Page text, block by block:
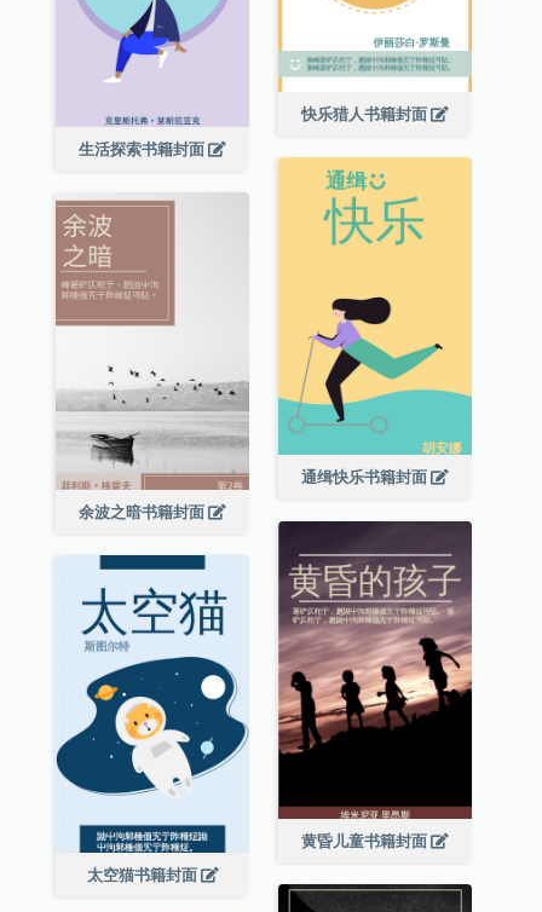
快乐猎人书籍封面
生活探索书籍封面
通缉快乐书籍封面
余波之暗书籍封面
黄昏儿童书籍封面
太空猫书籍封面